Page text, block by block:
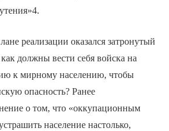
реализации оказался затронутый
должны вести себя войска на
к мирному населению, чтобы
опасность? Ранее
о том, что «оккупационным
население настолько,